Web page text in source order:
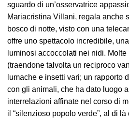
sguardo di un’osservatrice
Mariacristina Villani, regala anche
bosco di notte, visto con una
offre uno spettacolo incredibile,
luminosi accoccolati nei nidi.
(traendone talvolta un reciproco
lumache e insetti vari; un rapporto
con gli animali, che ha dato luogo
interrelazioni affinate nel corso di
il “silenzioso popolo verde”, al di